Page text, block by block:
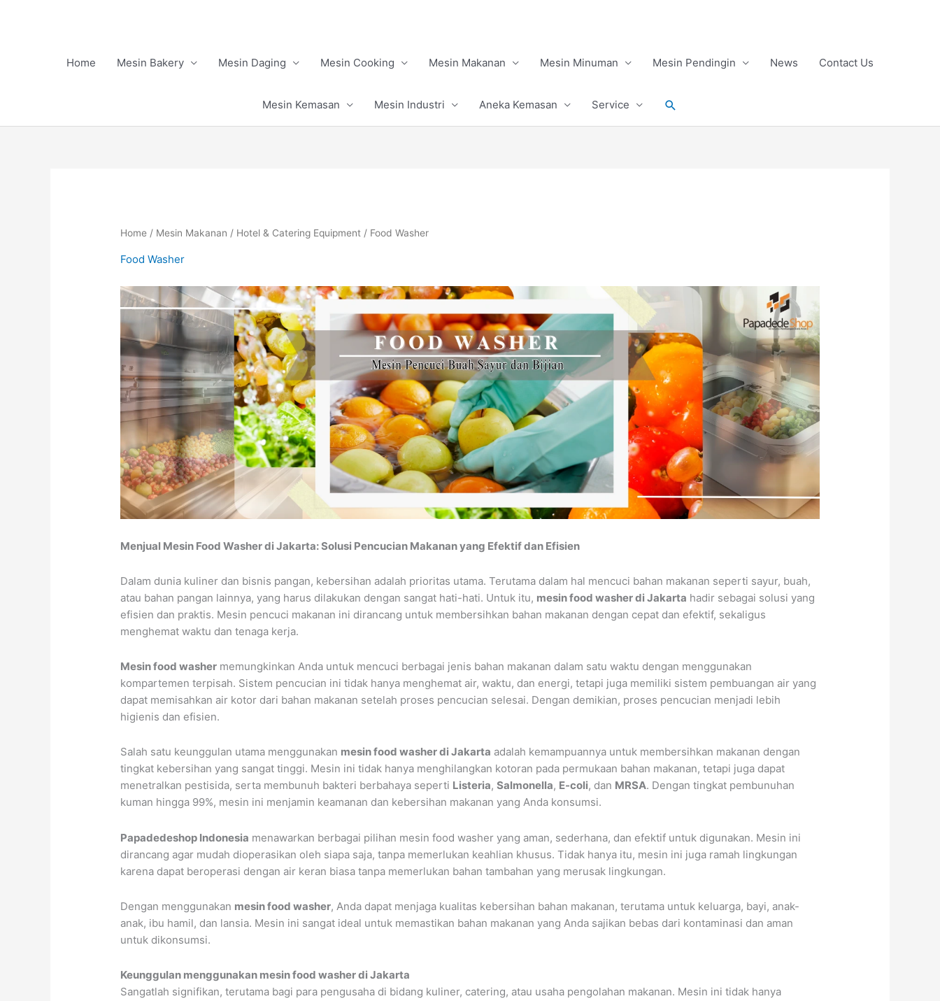
Home
Mesin Bakery Mesin Daging Mesin Cooking Mesin Makanan Mesin Minuman Mesin Pendingin News Contact Us
Mesin Kemasan Mesin Industri Aneka Kemasan Service Search
Home / Mesin Makanan / Hotel & Catering Equipment / Food Washer
Food Washer
Menjual Mesin Food Washer di Jakarta: Solusi Pencucian Makanan yang Efektif dan Efisien
Dalam dunia kuliner dan bisnis pangan, kebersihan adalah prioritas utama. Terutama dalam hal mencuci bahan makanan seperti sayur, buah,
atau bahan pangan lainnya, yang harus dilakukan dengan sangat hati-hati. Untuk itu, mesin food washer di Jakarta hadir sebagai solusi yang
efisien dan praktis. Mesin pencuci makanan ini dirancang untuk membersihkan bahan makanan dengan cepat dan efektif, sekaligus
menghemat waktu dan tenaga kerja.
Mesin food washer memungkinkan Anda untuk mencuci berbagai jenis bahan makanan dalam satu waktu dengan menggunakan
kompartemen terpisah. Sistem pencucian ini tidak hanya menghemat air, waktu, dan energi, tetapi juga memiliki sistem pembuangan air yang
dapat memisahkan air kotor dari bahan makanan setelah proses pencucian selesai. Dengan demikian, proses pencucian menjadi lebih
higienis dan efisien.
Salah satu keunggulan utama menggunakan mesin food washer di Jakarta adalah kemampuannya untuk membersihkan makanan dengan
tingkat kebersihan yang sangat tinggi. Mesin ini tidak hanya menghilangkan kotoran pada permukaan bahan makanan, tetapi juga dapat
menetralkan pestisida, serta membunuh bakteri berbahaya seperti Listeria,Salmonella, E-coli, dan MRSA. Dengan tingkat pembunuhan
kuman hingga 99%, mesin ini menjamin keamanan dan kebersihan makanan yang Anda konsumsi.
Papadedeshop Indonesia menawarkan berbagai pilihan mesin food washer yang aman, sederhana, dan efektif untuk digunakan. Mesin ini
dirancang agar mudah dioperasikan oleh siapa saja, tanpa memerlukan keahlian khusus. Tidak hanya itu, mesin ini juga ramah lingkungan
karena dapat beroperasi dengan air keran biasa tanpa memerlukan bahan tambahan yang merusak lingkungan.
Dengan menggunakan mesin food washer, Anda dapat menjaga kualitas kebersihan bahan makanan, terutama untuk keluarga, bayi, anak-
anak, ibu hamil, dan lansia. Mesin ini sangat ideal untuk memastikan bahan makanan yang Anda sajikan bebas dari kontaminasi dan aman
untuk dikonsumsi.
Keunggulan menggunakan mesin food washer di Jakarta
Sangatlah signifikan, terutama bagi para pengusaha di bidang kuliner, catering, atau usaha pengolahan makanan. Mesin ini tidak hanya